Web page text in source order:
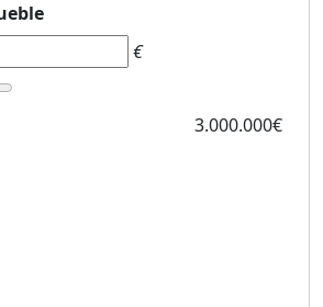
€
3.000.000€